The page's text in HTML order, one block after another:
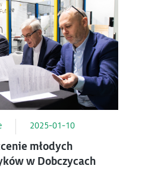
2025-01-10
młodych
w Dobczycach